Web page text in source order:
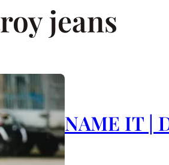
jeans
NAME IT |